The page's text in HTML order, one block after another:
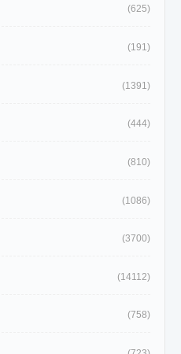
(625)
(191)
(1391)
(444)
(810)
(1086)
(3700)
(14112)
(758)